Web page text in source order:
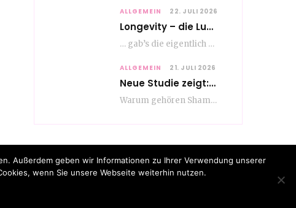
ALLGEMEIN 22. JULI 2026
Longevity – die Lust am langen Leben
… gab’s die eigentlich schon vor Erfindung des ultimativen Trends? Keine Ahnung – ich glaube,…
ALLGEMEIN 21. JULI 2026
Neue Studie zeigt: Die Pflegeroutine gibt dem Alltag Struktur
Warum gehören Shampoo, Zahnpasta oder Gesichtscreme für die meisten Menschen in Europa ganz selbstverständlich zum…
Außerdem geben wir Informationen zu Ihrer Verwendung unserer
wenn Sie unsere Webseite weiterhin nutzen.